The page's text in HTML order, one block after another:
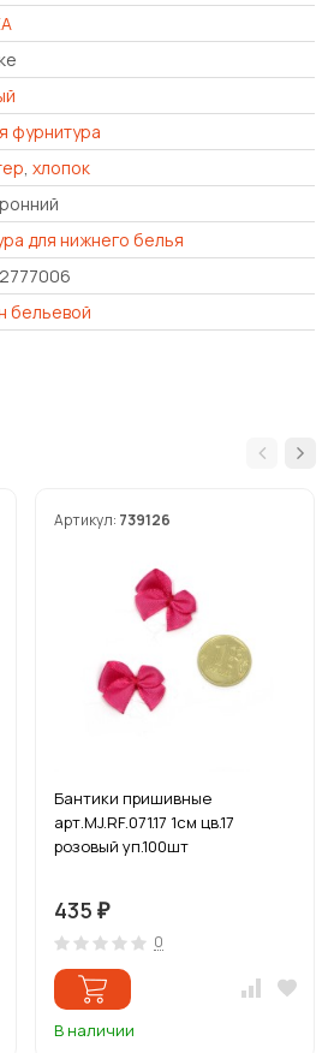
фурнитура
хлопок
для нижнего белья
бельевой
Артикул: 739126
Бантики пришивные
арт.MJ.RF.071.17 1см цв.17
розовый уп.100шт
435 ₽
0
В наличии